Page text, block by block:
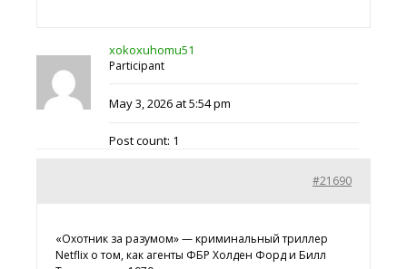
xokoxuhomu51
Participant
May 3, 2026 at 5:54 pm
Post count: 1
#21690
«Охотник за разумом» — криминальный триллер
Netflix о том, как агенты ФБР Холден Форд и Билл